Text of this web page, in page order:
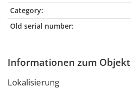
Category:
Old serial number:
Informationen zum Objekt
Lokalisierung